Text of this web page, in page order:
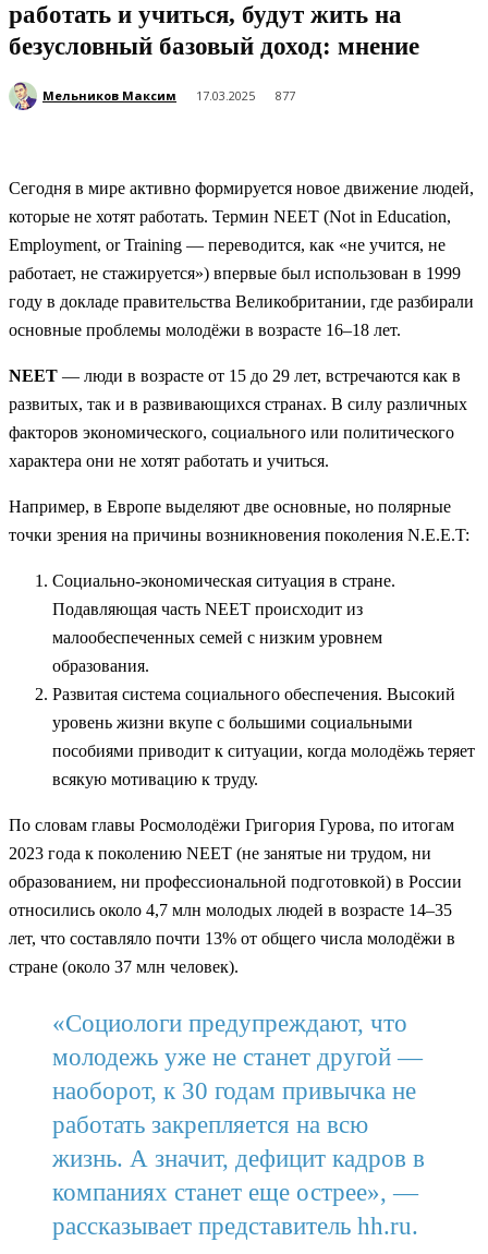
работать и учиться, будут жить на
безусловный базовый доход: мнение
Мельников Максим 17.03.2025 877
Сегодня в мире активно формируется новое движение людей,
которые не хотят работать. Термин NEET (Not in Education,
Employment, or Training — переводится, как «не учится, не
работает, не стажируется») впервые был использован в 1999
году в докладе правительства Великобритании, где разбирали
основные проблемы молодёжи в возрасте 16–18 лет.
NEET — люди в возрасте от 15 до 29 лет, встречаются как в
развитых, так и в развивающихся странах. В силу различных
факторов экономического, социального или политического
характера они не хотят работать и учиться.
Например, в Европе выделяют две основные, но полярные
точки зрения на причины возникновения поколения N.E.E.T:
Социально-экономическая ситуация в стране.
Подавляющая часть NEET происходит из
малообеспеченных семей с низким уровнем
образования.
Развитая система социального обеспечения. Высокий
уровень жизни вкупе с большими социальными
пособиями приводит к ситуации, когда молодёжь теряет
всякую мотивацию к труду.
По словам главы Росмолодёжи Григория Гурова, по итогам
2023 года к поколению NEET (не занятые ни трудом, ни
образованием, ни профессиональной подготовкой) в России
относились около 4,7 млн молодых людей в возрасте 14–35
лет, что составляло почти 13% от общего числа молодёжи в
стране (около 37 млн человек).
«Социологи предупреждают, что
молодежь уже не станет другой —
наоборот, к 30 годам привычка не
работать закрепляется на всю
жизнь. А значит, дефицит кадров в
компаниях станет еще острее», —
рассказывает представитель hh.ru.